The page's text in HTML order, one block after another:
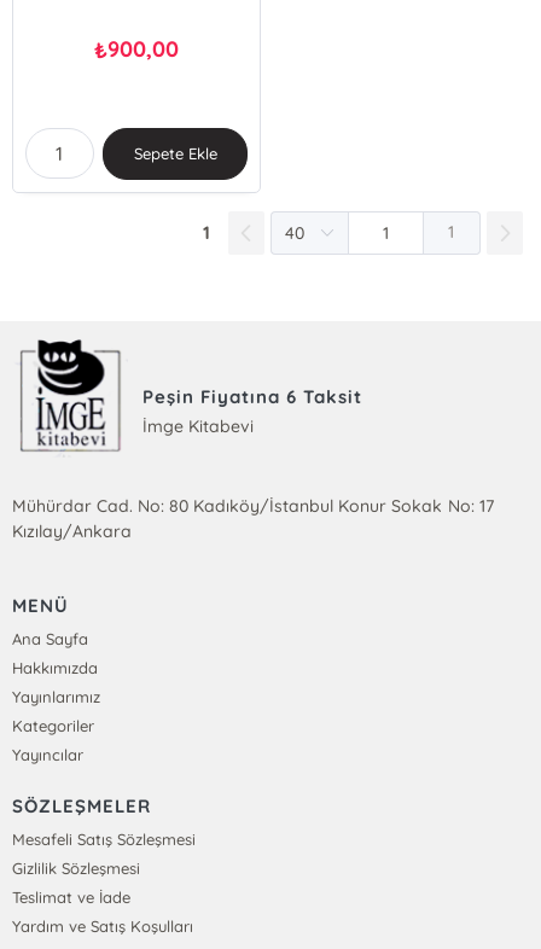
₺900,00
Sepete Ekle
1 1
Peşin Fiyatına 6 Taksit
İmge Kitabevi
Mühürdar Cad. No: 80 Kadıköy/İstanbul Konur Sokak No: 17
Kızılay/Ankara
MENÜ
Ana Sayfa
Hakkımızda
Yayınlarımız
Kategoriler
Yayıncılar
SÖZLEŞMELER
Mesafeli Satış Sözleşmesi
Gizlilik Sözleşmesi
Teslimat ve İade
Yardım ve Satış Koşulları